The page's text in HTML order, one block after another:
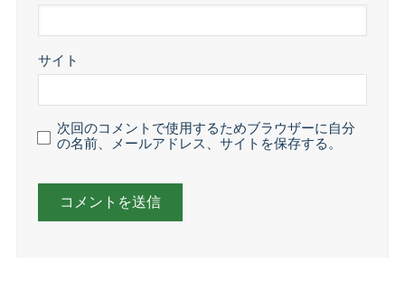
サイト
次回のコメントで使用するためブラウザーに自分
の名前、メールアドレス、サイトを保存する。